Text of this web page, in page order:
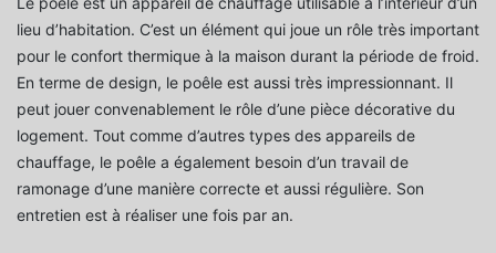
lieu d’habitation. C’est un élément qui joue un rôle très important
pour le confort thermique à la maison durant la période de froid.
En terme de design, le poêle est aussi très impressionnant. Il
peut jouer convenablement le rôle d’une pièce décorative du
logement. Tout comme d’autres types des appareils de
chauffage, le poêle a également besoin d’un travail de
ramonage d’une manière correcte et aussi régulière. Son
entretien est à réaliser une fois par an.